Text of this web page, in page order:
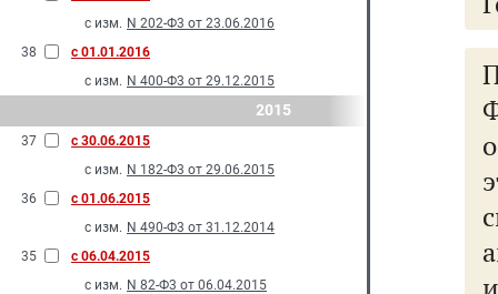
с изм. N 202-Ф3 от 23.06.2016
38
с 01.01.2016
с изм. N 400-Ф3 от 29.12.2015
2015
37
с 30.06.2015
с изм. N 182-Ф3 от 29.06.2015
36
с 01.06.2015
с изм. N 490-Ф3 от 31.12.2014
35
с 06.04.2015
с изм. N 82-Ф3 от 06.04.2015